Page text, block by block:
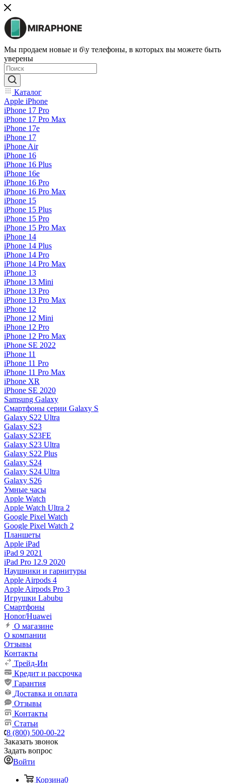
Мы продаем новые и б\у телефоны, в которых вы можете быть
уверены
Каталог
Apple iPhone
iPhone 17 Pro
iPhone 17 Pro Max
iPhone 17e
iPhone 17
iPhone Air
iPhone 16
iPhone 16 Plus
iPhone 16e
iPhone 16 Pro
iPhone 16 Pro Max
iPhone 15
iPhone 15 Plus
iPhone 15 Pro
iPhone 15 Pro Max
iPhone 14
iPhone 14 Plus
iPhone 14 Pro
iPhone 14 Pro Max
iPhone 13
iPhone 13 Mini
iPhone 13 Pro
iPhone 13 Pro Max
iPhone 12
iPhone 12 Mini
iPhone 12 Pro
iPhone 12 Pro Max
iPhone SE 2022
iPhone 11
iPhone 11 Pro
iPhone 11 Pro Max
iPhone XR
iPhone SE 2020
Samsung Galaxy
Смартфоны серии Galaxy S
Galaxy S22 Ultra
Galaxy S23
Galaxy S23FE
Galaxy S23 Ultra
Galaxy S22 Plus
Galaxy S24
Galaxy S24 Ultra
Galaxy S26
Умные часы
Apple Watch
Apple Watch Ultra 2
Google Pixel Watch
Google Pixel Watch 2
Планшеты
Apple iPad
iPad 9 2021
iPad Pro 12.9 2020
Наушники и гарнитуры
Apple Airpods 4
Apple Airpods Pro 3
Игрушки Labubu
Смартфоны
Honor/Huawei
О магазине
О компании
Отзывы
Контакты
Трейд-Ин
Кредит и рассрочка
Гарантия
Доставка и оплата
Отзывы
Контакты
Статьи
8 (800) 500-00-22
Заказать звонок
Задать вопрос
Войти
Корзина0